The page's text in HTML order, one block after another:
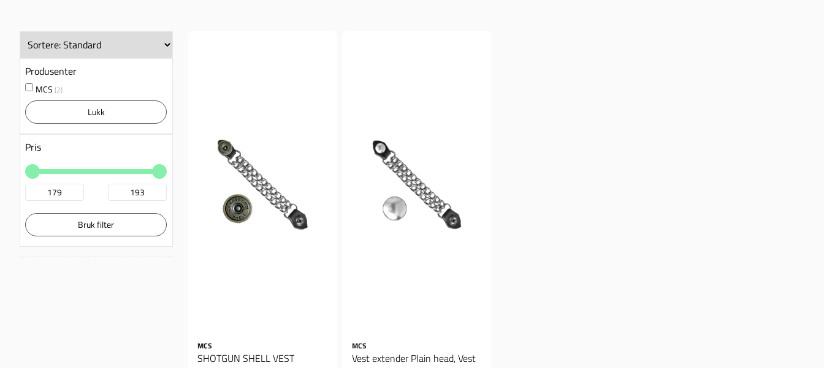
Produsenter
MCS (2)
Lukk
Pris
Bruk filter
MCS
SHOTGUN SHELL VEST
MCS
Vest extender Plain head, Vest